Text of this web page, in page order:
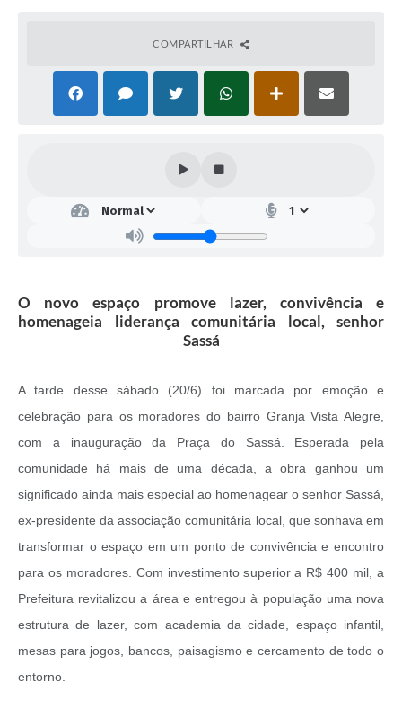
COMPARTILHAR
O novo espaço promove lazer, convivência e
homenageia liderança comunitária local, senhor
Sassá
A tarde desse sábado (20/6) foi marcada por emoção e
celebração para os moradores do bairro Granja Vista Alegre,
com a inauguração da Praça do Sassá. Esperada pela
comunidade há mais de uma década, a obra ganhou um
significado ainda mais especial ao homenagear o senhor Sassá,
ex-presidente da associação comunitária local, que sonhava em
transformar o espaço em um ponto de convivência e encontro
para os moradores. Com investimento superior a R$ 400 mil, a
Prefeitura revitalizou a área e entregou à população uma nova
estrutura de lazer, com academia da cidade, espaço infantil,
mesas para jogos, bancos, paisagismo e cercamento de todo o
entorno.